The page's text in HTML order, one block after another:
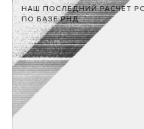
НАШ ПОСЛЕДНИЙ РАСЧЕТ
ПО БАЗЕ РНД